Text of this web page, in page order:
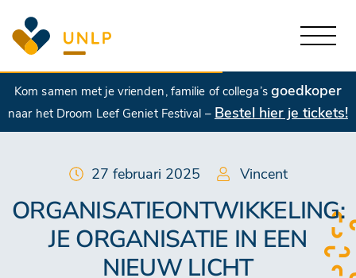
Kom samen met je vrienden, familie of collega’s goedkoper
naar het Droom Leef Geniet Festival – Bestel hier je tickets!
27 februari 2025 Vincent
ORGANISATIEONTWIKKELING:
JE ORGANISATIE IN EEN
NIEUW LICHT